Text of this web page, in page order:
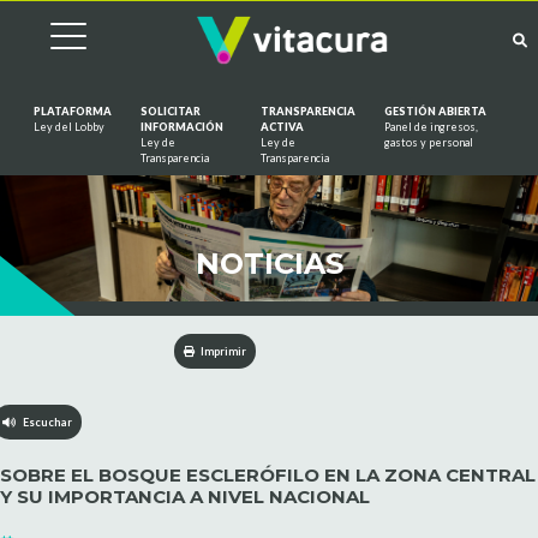
PLATAFORMA
Ley del Lobby
SOLICITAR
INFORMACIÓN
Ley de
Transparencia
TRANSPARENCIA
ACTIVA
Ley de
Transparencia
GESTIÓN ABIERTA
Panel de ingresos,
gastos y personal
NOTICIAS
Imprimir
Escuchar
SOBRE EL BOSQUE ESCLERÓFILO EN LA ZONA CENTRAL
Y SU IMPORTANCIA A NIVEL NACIONAL